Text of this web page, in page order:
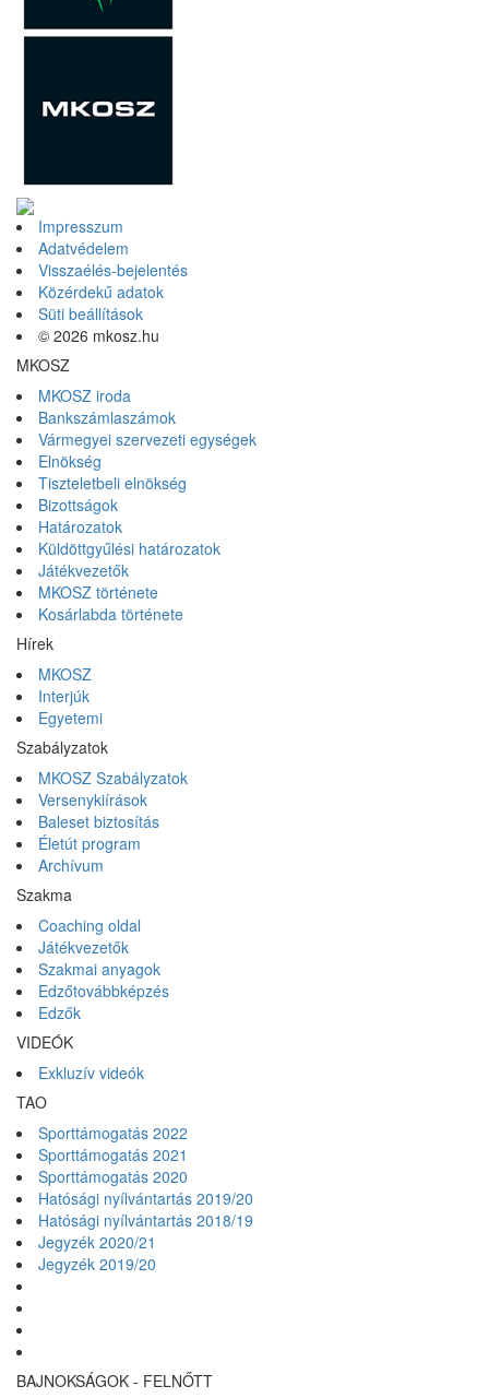
Impresszum
Adatvédelem
Visszaélés-bejelentés
Közérdekű adatok
Süti beállítások
© 2026 mkosz.hu
MKOSZ
MKOSZ iroda
Bankszámlaszámok
Vármegyei szervezeti egységek
Elnökség
Tiszteletbeli elnökség
Bizottságok
Határozatok
Küldöttgyűlési határozatok
Játékvezetők
MKOSZ története
Kosárlabda története
Hírek
MKOSZ
Interjúk
Egyetemi
Szabályzatok
MKOSZ Szabályzatok
Versenykiírások
Baleset biztosítás
Életút program
Archívum
Szakma
Coaching oldal
Játékvezetők
Szakmai anyagok
Edzőtovábbképzés
Edzők
VIDEÓK
Exkluzív videók
TAO
Sporttámogatás 2022
Sporttámogatás 2021
Sporttámogatás 2020
Hatósági nyílvántartás 2019/20
Hatósági nyílvántartás 2018/19
Jegyzék 2020/21
Jegyzék 2019/20
BAJNOKSÁGOK - FELNŐTT